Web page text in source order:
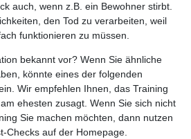
auch, wenn z.B. ein Bewohner stirbt.
den Tod zu verarbeiten, weil
funktionieren zu müssen.
bekannt vor? Wenn Sie ähnliche
könnte eines der folgenden
Wir empfehlen Ihnen, das Training
ehesten zusagt. Wenn Sie sich nicht
Sie machen möchten, dann nutzen
Checks auf der Homepage.